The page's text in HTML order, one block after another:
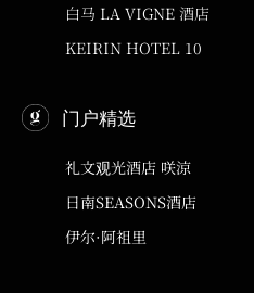
白马 LA VIGNE 酒店
KEIRIN HOTEL 10
门户精选
礼文观光酒店 咲涼
日南SEASONS酒店
伊尔·阿祖里